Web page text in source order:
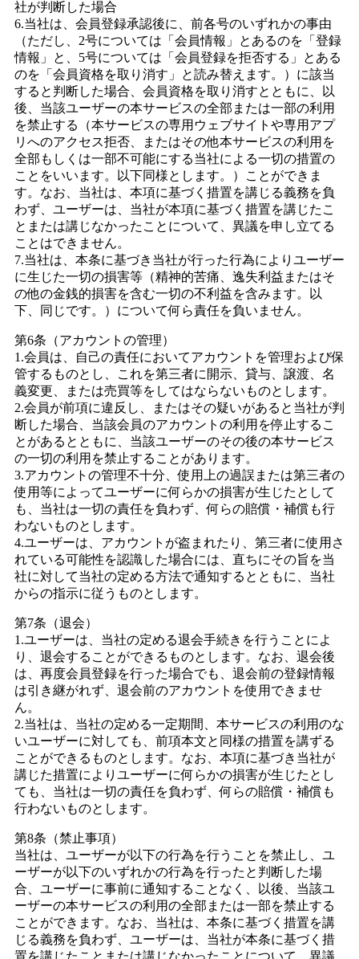
社が判断した場合
6.当社は、会員登録承認後に、前各号のいずれかの事由
（ただし、2号については「会員情報」とあるのを「登録
情報」と、5号については「会員登録を拒否する」とある
のを「会員資格を取り消す」と読み替えます。）に該当
すると判断した場合、会員資格を取り消すとともに、以
後、当該ユーザーの本サービスの全部または一部の利用
を禁止する（本サービスの専用ウェブサイトや専用アプ
リへのアクセス拒否、またはその他本サービスの利用を
全部もしくは一部不可能にする当社による一切の措置の
ことをいいます。以下同様とします。）ことができま
す。なお、当社は、本項に基づく措置を講じる義務を負
わず、ユーザーは、当社が本項に基づく措置を講じたこ
とまたは講じなかったことについて、異議を申し立てる
ことはできません。
7.当社は、本条に基づき当社が行った行為によりユーザー
に生じた一切の損害等（精神的苦痛、逸失利益またはそ
の他の金銭的損害を含む一切の不利益を含みます。以
下、同じです。）について何ら責任を負いません。
第6条（アカウントの管理）
1.会員は、自己の責任においてアカウントを管理および保
管するものとし、これを第三者に開示、貸与、譲渡、名
義変更、または売買等をしてはならないものとします。
2.会員が前項に違反し、またはその疑いがあると当社が判
断した場合、当該会員のアカウントの利用を停止するこ
とがあるとともに、当該ユーザーのその後の本サービス
の一切の利用を禁止することがあります。
3.アカウントの管理不十分、使用上の過誤または第三者の
使用等によってユーザーに何らかの損害が生じたとして
も、当社は一切の責任を負わず、何らの賠償・補償も行
わないものとします。
4.ユーザーは、アカウントが盗まれたり、第三者に使用さ
れている可能性を認識した場合には、直ちにその旨を当
社に対して当社の定める方法で通知するとともに、当社
からの指示に従うものとします。
第7条（退会）
1.ユーザーは、当社の定める退会手続きを行うことによ
り、退会することができるものとします。なお、退会後
は、再度会員登録を行った場合でも、退会前の登録情報
は引き継がれず、退会前のアカウントを使用できませ
ん。
2.当社は、当社の定める一定期間、本サービスの利用のな
いユーザーに対しても、前項本文と同様の措置を講ずる
ことができるものとします。なお、本項に基づき当社が
講じた措置によりユーザーに何らかの損害が生じたとし
ても、当社は一切の責任を負わず、何らの賠償・補償も
行わないものとします。
第8条（禁止事項）
当社は、ユーザーが以下の行為を行うことを禁止し、ユ
ーザーが以下のいずれかの行為を行ったと判断した場
合、ユーザーに事前に通知することなく、以後、当該ユ
ーザーの本サービスの利用の全部または一部を禁止する
ことができます。なお、当社は、本条に基づく措置を講
じる義務を負わず、ユーザーは、当社が本条に基づく措
置を講じたことまたは講じなかったことについて、異議